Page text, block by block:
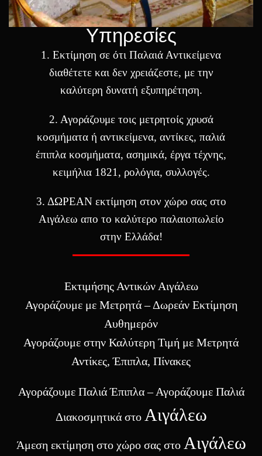
Υπηρεσίες
1. Eκτίμηση σε ότι Παλαιά Αντικείμενα
διαθέτετε και δεν χρειάζεστε, με την
καλύτερη δυνατή εξυπηρέτηση.
2. Αγοράζουμε τοις μετρητοίς χρυσά
κοσμήματα ή αντικείμενα, αντίκες, παλιά
έπιπλα κοσμήματα, ασημικά, έργα τέχνης,
κειμήλια 1821, ρολόγια, συλλογές.
3. ΔΩΡΕΑΝ εκτίμηση στον χώρο σας στο
Αιγάλεω απο το καλύτερο παλαιοπωλείο
στην Ελλάδα!
Εκτιμήσης Αντικών Αιγάλεω
Αγοράζουμε με Μετρητά – Δωρεάν Εκτίμηση
Αυθημερόν
Αγοράζουμε στην Καλύτερη Τιμή με Μετρητά
Αντίκες, Έπιπλα, Πίνακες
Αγοράζουμε Παλιά Έπιπλα – Αγοράζουμε Παλιά
Διακοσμητικά στο Αιγάλεω
Άμεση εκτίμηση στο χώρο σας στο Αιγάλεω